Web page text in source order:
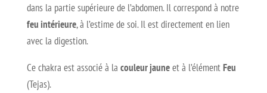
dans la partie supérieure de l’abdomen. Il correspond à notre
feu intérieure, à l’estime de soi. Il est directement en lien
avec la digestion.
Ce chakra est associé à la couleur jauneet à l’élémentFeu
(Tejas).